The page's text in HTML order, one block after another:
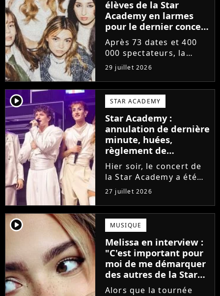
élèves de la Star
Academy en larmes
pour le dernier concert
de la tournée
Après 73 dates et 400
000 spectateurs, la
tournée de la Star
Academy vient de se
terminer dans les
larmes. Sur les réseaux
sociaux, les élèves
adressent un dernier
message au public...
29 juillet 2026
player2 STAR ACADEMY
Star Academy :
annulation de dernière
minute, huées,
règlement de
comptes... Que s'est-il
passé au concert de
Bayonne hier soir ?
Hier soir, le concert de
la Star Academy a été
mouvementé. Quelques
minutes avant le show,
trois élèves ont
annoncé ne pas vouloir
monter sur scène pour
des raisons politiques.
Leur...
27 juillet 2026
player2 MUSIQUE
Melissa en interview :
"C'est important pour
moi de me démarquer
des autres de la Star
Academy"
Alors que la tournée